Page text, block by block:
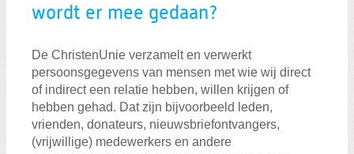
wordt er mee gedaan?
De ChristenUnie verzamelt en verwerkt
persoonsgegevens van mensen met wie wij direct
of indirect een relatie hebben, willen krijgen of
hebben gehad. Dat zijn bijvoorbeeld leden,
vrienden, donateurs, nieuwsbriefontvangers,
(vrijwillige) medewerkers en andere